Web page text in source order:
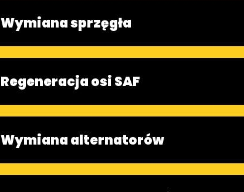
Wymiana sprzęgła
Regeneracja osi SAF
Wymiana alternatorów